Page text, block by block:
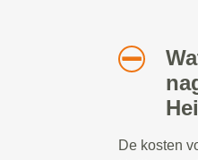
De kosten